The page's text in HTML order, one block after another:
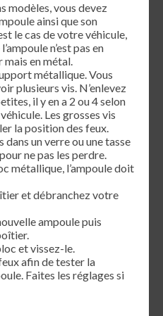
modèles, vous devez
ainsi que son
le cas de votre véhicule,
n’est pas en
en métal.
métallique. Vous
plusieurs vis. N’enlevez
il y en a 2 ou 4 selon
Les grosses vis
la position des feux.
dans un verre ou une tasse
ne pas les perdre.
métallique, l’ampoule doit
et débranchez votre
ampoule puis
et vissez-le.
afin de tester la
Faites les réglages si